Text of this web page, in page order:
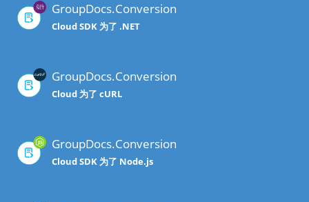
GroupDocs.Conversion
Cloud SDK 为了 .NET
GroupDocs.Conversion
Cloud 为了 cURL
GroupDocs.Conversion
Cloud SDK 为了 Node.js